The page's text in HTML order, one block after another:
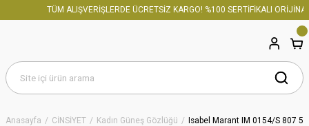
TÜM ALIŞVERİŞLERDE ÜCRETSİZ KARGO! %100 SERTİFİKALI ORİJİNAL
Anasayfa CİNSİYET Kadın Güneş Gözlüğü Isabel Marant IM 0154/S 807